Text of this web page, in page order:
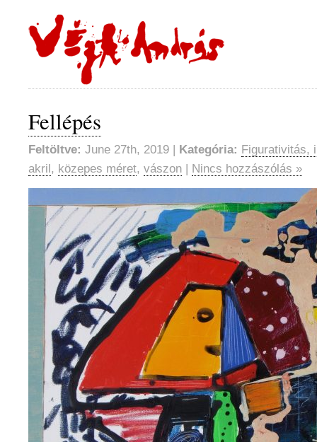
Fellépés
Feltöltve: June 27th, 2019 | Kategória: Figurativitás,
akril, közepes méret, vászon | Nincs hozzászólás »